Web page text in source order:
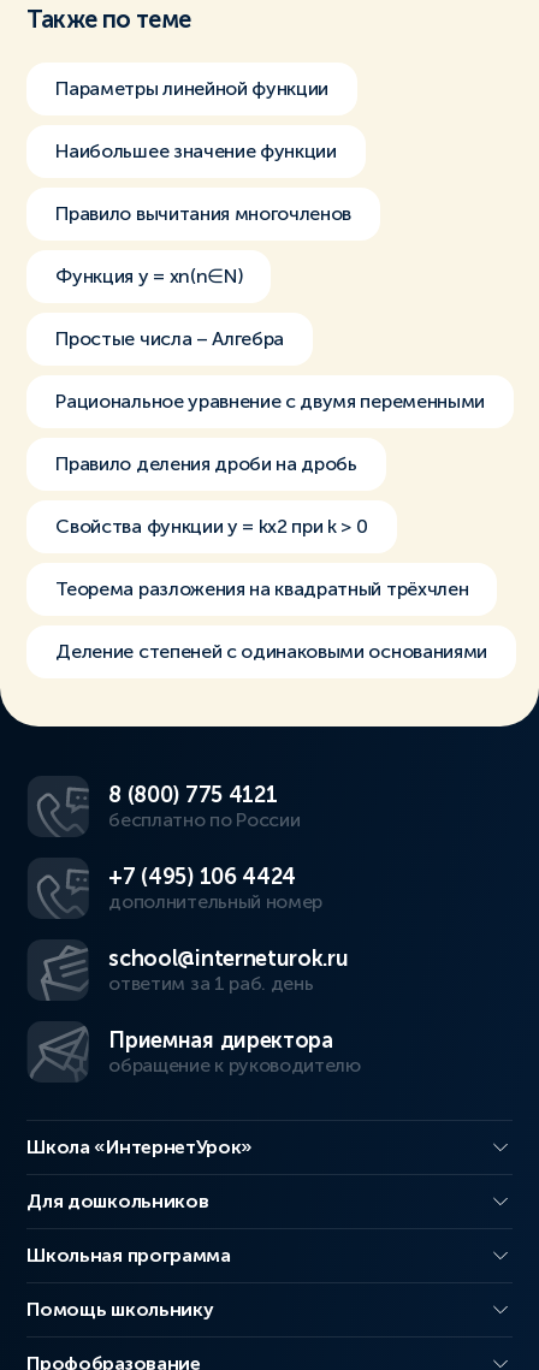
Также по теме
Параметры линейной функции
Наибольшее значение функции
Правило вычитания многочленов
Функция y = xn(n∈N)
Простые числа – Алгебра
Рациональное уравнение с двумя переменными
Правило деления дроби на дробь
Свойства функции y = kx2 при k > 0
Теорема разложения на квадратный трёхчлен
Деление степеней с одинаковыми основаниями
8 (800) 775 4121
бесплатно по России
+7 (495) 106 4424
дополнительный номер
school@interneturok.ru
ответим за 1 раб. день
Приемная директора
обращение к руководителю
Школа «ИнтернетУрок»
Для дошкольников
Школьная программа
Помощь школьнику
Профобразование